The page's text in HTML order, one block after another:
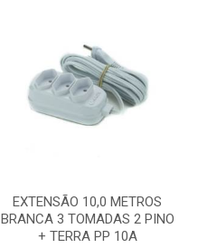
EXTENSÃO 10,0 METROS
BRANCA 3 TOMADAS 2 PINO
+ TERRA PP 10A